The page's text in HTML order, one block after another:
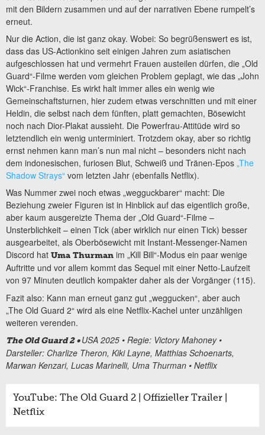
mit den Bildern zusammen und auf der narrativen Ebene rumpelt’s
erneut.
Nur die Action, die ist ganz okay. Wobei: So begrüßenswert es ist,
dass das US-Actionkino seit einigen Jahren zum asiatischen
aufgeschlossen hat und vermehrt Frauen austeilen dürfen, die „Old
Guard“-Filme werden vom gleichen Problem geplagt, wie das „John
Wick“-Franchise. Es wirkt halt immer alles ein wenig wie
Gemeinschaftsturnen, hier zudem etwas verschnitten und mit einer
Heldin, die selbst nach dem fünften, platt gemachten, Bösewicht
noch nach Dior-Plakat aussieht. Die Powerfrau-Attitüde wird so
letztendlich ein wenig unterminiert. Trotzdem okay, aber so richtig
ernst nehmen kann man’s nun mal nicht – besonders nicht nach
dem indonesischen, furiosen Blut, Schweiß und Tränen-Epos „The
Shadow Strays“ vom letzten Jahr (ebenfalls Netflix).
Was Nummer zwei noch etwas „wegguckbarer“ macht: Die
Beziehung zweier Figuren ist in Hinblick auf das eigentlich große,
aber kaum ausgereizte Thema der „Old Guard“-Filme –
Unsterblichkeit – einen Tick (aber wirklich nur einen Tick) besser
ausgearbeitet, als Oberbösewicht mit Instant-Messenger-Namen
Discord hat Uma Thurman im „Kill Bill“-Modus ein paar wenige
Auftritte und vor allem kommt das Sequel mit einer Netto-Laufzeit
von 97 Minuten deutlich kompakter daher als der Vorgänger (115).
Fazit also: Kann man erneut ganz gut „weggucken“, aber auch
„The Old Guard 2“ wird als eine Netflix-Kachel unter unzähligen
weiteren verenden.
The Old Guard 2•USA 2025 • Regie: Victory Mahoney •
Darsteller: Charlize Theron, Kiki Layne, Matthias Schoenarts,
Marwan Kenzari, Lucas Marinelli, Uma Thurman • Netflix
YouTube: The Old Guard 2 | Offizieller Trailer |
Netflix